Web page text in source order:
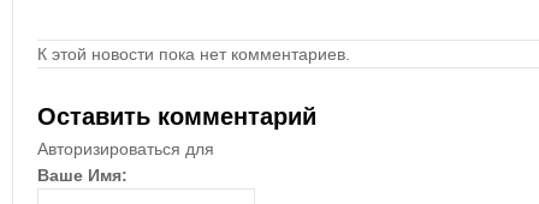
К этой новости пока нет комментариев.
Оставить комментарий
Авторизироваться для
Ваше Имя: